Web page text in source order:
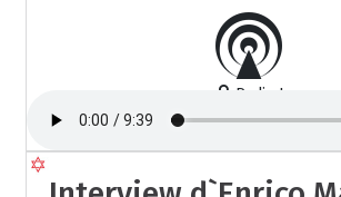
Radio J